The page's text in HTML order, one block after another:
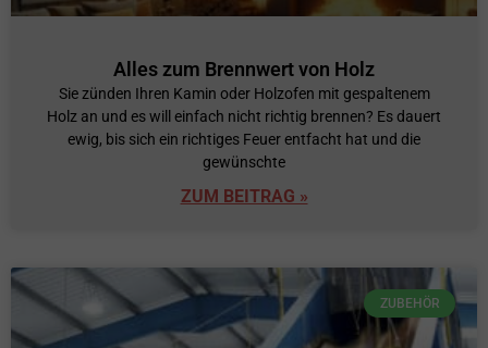
Alles zum Brennwert von Holz
Sie zünden Ihren Kamin oder Holzofen mit gespaltenem
Holz an und es will einfach nicht richtig brennen? Es dauert
ewig, bis sich ein richtiges Feuer entfacht hat und die
gewünschte
ZUM BEITRAG »
ZUBEHÖR